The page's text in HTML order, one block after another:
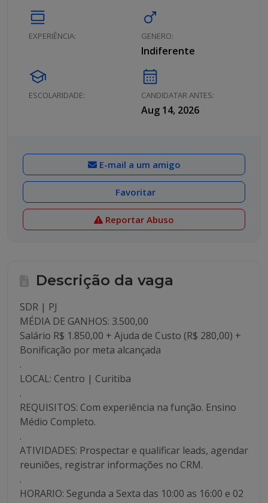
calendar_view_day
EXPERIÊNCIA:
male
GENERO:
Indiferente
school
ESCOLARIDADE:
calendar_month
CANDIDATAR ANTES:
Aug 14, 2026
E-mail a um amigo
Favoritar
Reportar Abuso
Descrição da vaga
SDR | PJ
MÉDIA DE GANHOS: 3.500,00
Salário R$ 1.850,00 + Ajuda de Custo (R$ 280,00) +
Bonificação por meta alcançada
.
LOCAL: Centro | Curitiba
.
REQUISITOS: Com experiência na função. Ensino
Médio Completo.
.
ATIVIDADES: Prospectar e qualificar leads, agendar
reuniões, registrar informações no CRM.
.
HORARIO: Segunda a Sexta das 10:00 as 16:00 e 02